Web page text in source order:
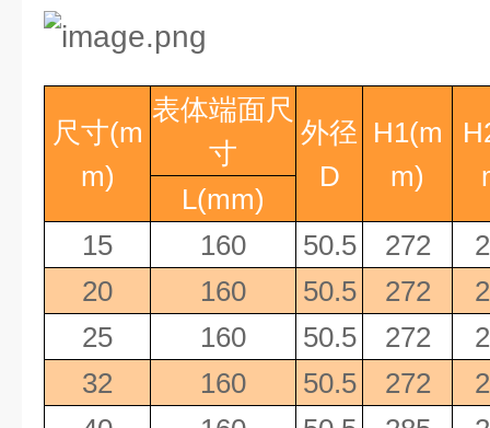
尺寸(m
m)
表体端面尺
寸
外径
D
H1(m
m)
L(mm)
15
160 50.5 272
20
160 50.5 272
25
160 50.5 272
32
160 50.5 272